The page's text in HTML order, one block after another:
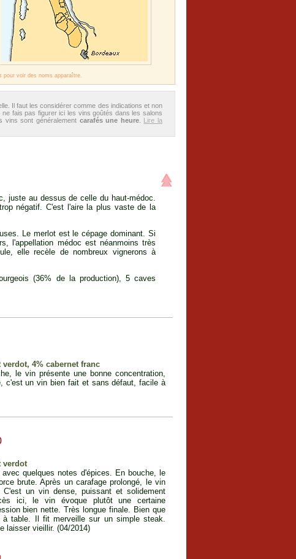
pour voir des noms apparaître.
Il faut les considérer comme des indications et non
fais pas figurer ici les vins goûtés dans les salons
vins sont généralement carafés une heure. Lire la
juste au dessus de celle du haut-médoc.
négatif. C'est l'aire la plus vaste de la
Le merlot est le cépage dominant. Si
l'appellation médoc est néanmoins très
elle recèle de nombreux vignerons à
(36% de la production), 5 caves
4% cabernet franc
le vin présente une bonne concentration,
c'est un vin bien fait et sans défaut, facile à
verdot
quelques notes d'épices. En bouche, le
brute. Après un carafage prolongé, le vin
un vin dense, puissant et solidement
ici, le vin évoque plutôt une certaine
bien nette. Très longue finale. Bien que
table. Il fit merveille sur un simple steak.
laisser vieillir. (04/2014)